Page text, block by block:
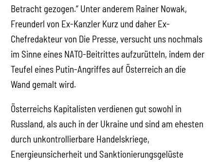
Betracht gezogen.“ Unter anderem Rainer Nowak,
Freunderl von Ex-Kanzler Kurz und daher Ex-
Chefredakteur von Die Presse, versucht uns nochmals
im Sinne eines NATO-Beitrittes aufzurütteln, indem der
Teufel eines Putin-Angriffes auf Österreich an die
Wand gemalt wird.
Österreichs Kapitalisten verdienen gut sowohl in
Russland, als auch in der Ukraine und sind am ehesten
durch unkontrollierbare Handelskriege,
Energieunsicherheit und Sanktionierungsgelüste